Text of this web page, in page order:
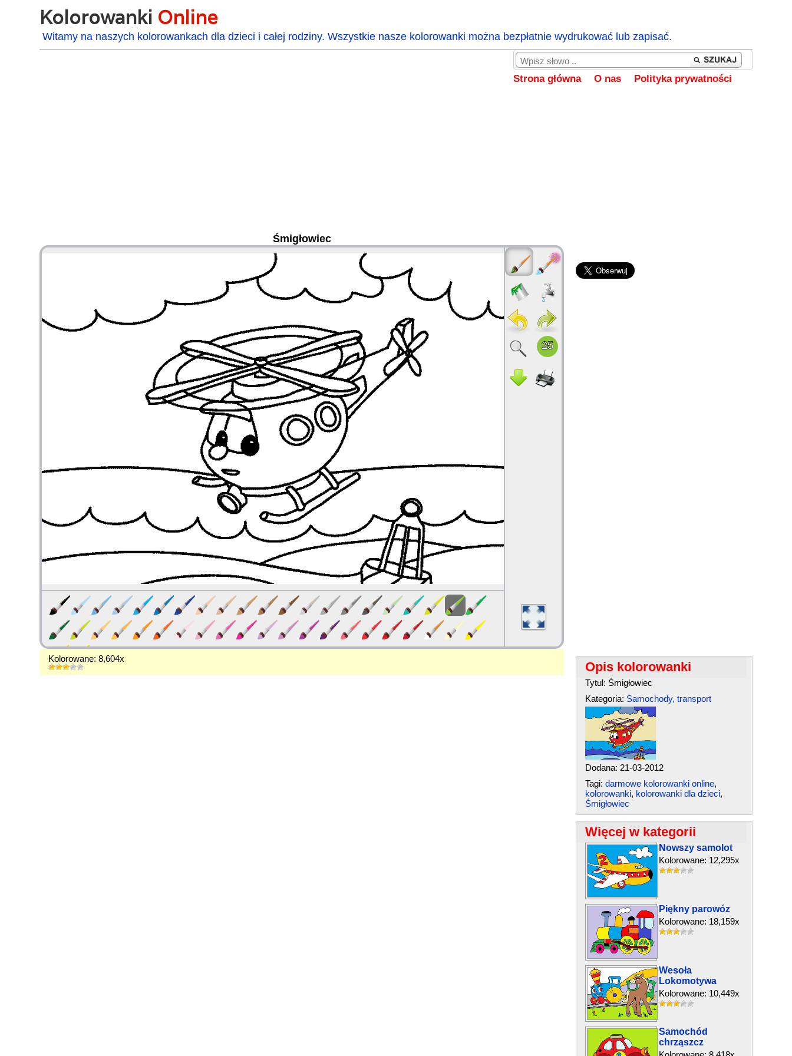
Kolorowanki Online
Witamy na naszych kolorowankach dla dzieci i całej rodziny. Wszystkie nasze kolorowanki można bezpłatnie wydrukować lub zapisać.
Strona główna O nas Polityka prywatności
Śmigłowiec
Kolorowane: 8,604x
Opis kolorowanki
Tytul: Śmigłowiec
Kategoria: Samochody, transport
Dodana: 21-03-2012
Tagi: darmowe kolorowanki online,
kolorowanki, kolorowanki dla dzieci,
Śmigłowiec
Więcej w kategorii
Nowszy samolot
Kolorowane: 12,295x
Piękny parowóz
Kolorowane: 18,159x
Wesoła
Lokomotywa
Kolorowane: 10,449x
Samochód
chrząszcz